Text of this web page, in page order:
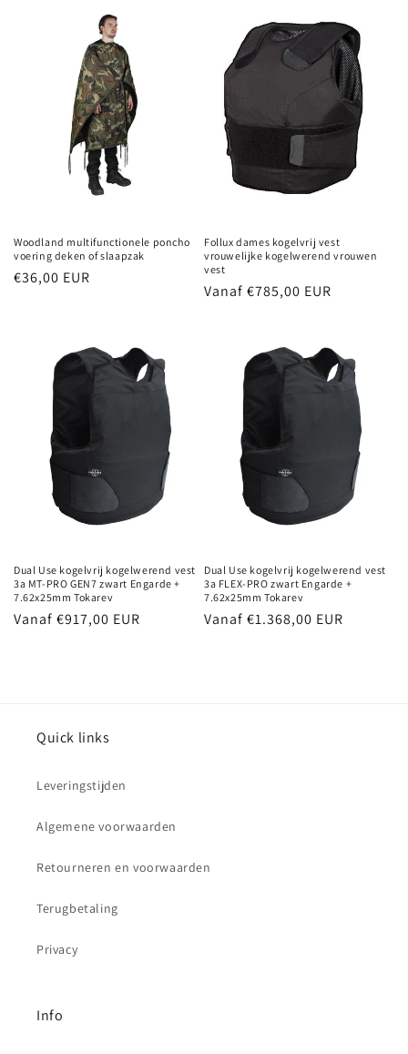
Woodland multifunctionele poncho
voering deken of slaapzak
Normale
€36,00 EUR
Follux dames kogelvrij vest
vrouwelijke kogelwerend vrouwen
vest
Normale
Vanaf €785,00 EUR
Dual Use kogelvrij kogelwerend vest
3a MT-PRO GEN7 zwart Engarde +
7.62x25mm Tokarev
Normale
Vanaf €917,00 EUR
Dual Use kogelvrij kogelwerend vest
3a FLEX-PRO zwart Engarde +
7.62x25mm Tokarev
Normale
Vanaf €1.368,00 EUR
Quick links
Leveringstijden
Algemene voorwaarden
Retourneren en voorwaarden
Terugbetaling
Privacy
Info